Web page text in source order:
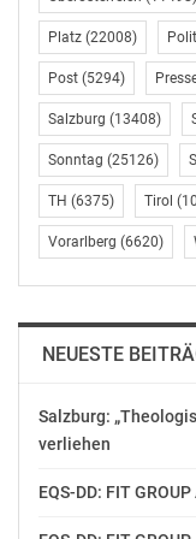
zur Zielscheibe
Mehr als
„Die Care-Pakete
91-jährige
österreichische
leidet, bringen die
benötigte
für „Thema“ mit
Nachkriegszeit
Vatertag – Vater
„Es war für mich
Platz (22008)
Post (5294)
Salzburg (13408)
Sonntag (25126)
TH (6375) Tirol
Vorarlberg (6620)
NEUESTE
Salzburg:
verliehen
EQS-DD: FIT